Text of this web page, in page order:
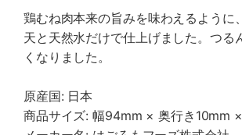
鶏むね肉本来の旨みを味わえるように
天と天然水だけで仕上げました。つる
くなりました。
原産国: 日本
商品サイズ: 幅94mm × 奥行き10mm